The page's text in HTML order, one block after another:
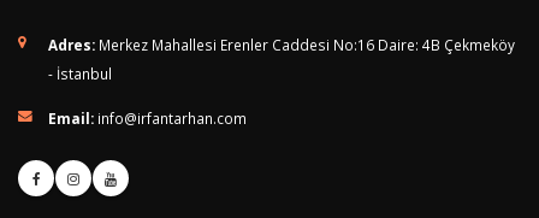
Adres: Merkez Mahallesi Erenler Caddesi No:16 Daire: 4B Çekmeköy
- İstanbul
Email: info@irfantarhan.com